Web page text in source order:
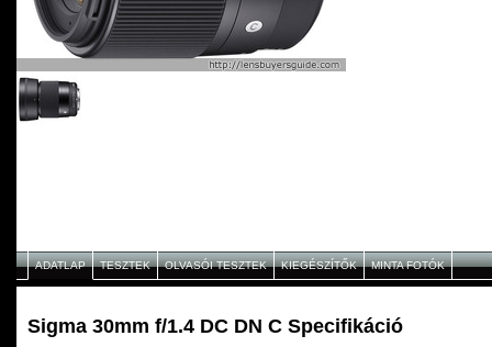
ADATLAP TESZTEK OLVASÓI TESZTEK KIEGÉSZÍTŐK MINTA FOTÓK
Sigma 30mm f/1.4 DC DN C Specifikáció